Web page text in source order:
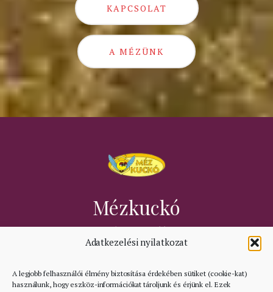
Adatkezelési nyilatkozat
A legjobb felhasználói élmény biztosítása érdekében sütiket (cookie-kat)
használunk, hogy eszköz-információkat tároljunk és érjünk el. Ezek
KAPCSOLAT
A MÉZÜNK
Mézkuckó
+3620 347 2552
mezkucko.2004@gmail.com
KATEGÓRIÁK
RÓLUNK